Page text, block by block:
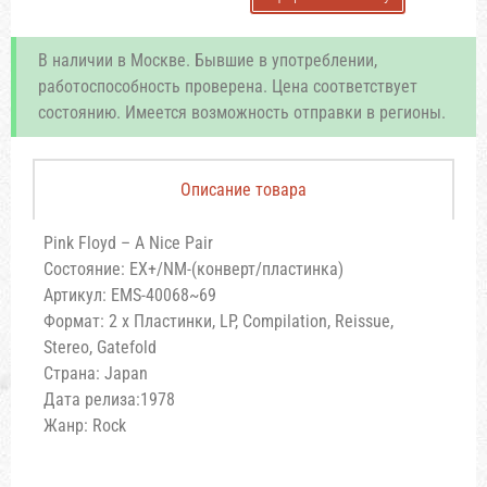
В наличии в Москве. Бывшие в употреблении,
работоспособность проверена. Цена соответствует
состоянию. Имеется возможность отправки в регионы.
Описание товара
Pink Floyd – A Nice Pair
Состояние: EX+/NM-(конверт/пластинка)
Артикул: EMS-40068~69
Формат: 2 x Пластинки, LP, Compilation, Reissue,
Stereo, Gatefold
Страна: Japan
Дата релиза:1978
Жанр: Rock